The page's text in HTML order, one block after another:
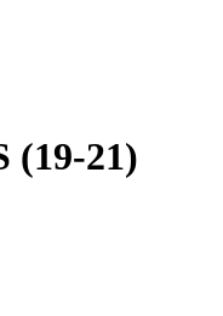
(19-21)